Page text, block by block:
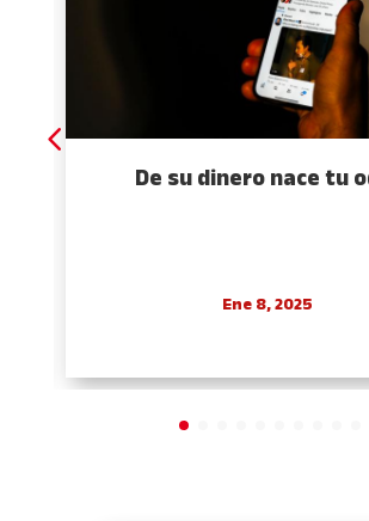
De su dinero nace tu
Ene 8, 2025